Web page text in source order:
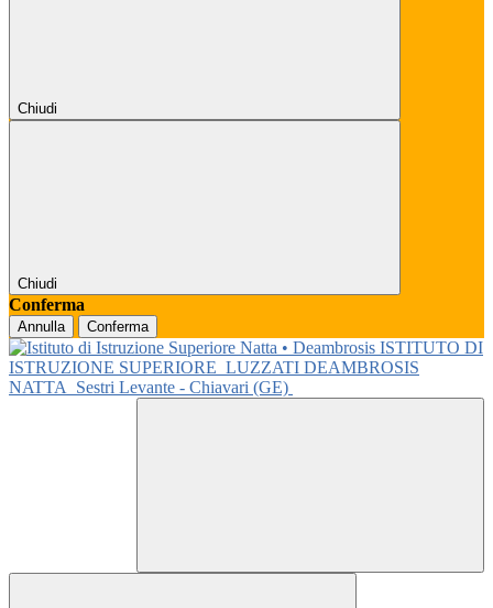
Chiudi
Chiudi
Conferma
Annulla Conferma
ISTITUTO DI
ISTRUZIONE SUPERIORE LUZZATI DEAMBROSIS
NATTA
Sestri Levante - Chiavari (GE)